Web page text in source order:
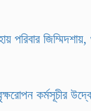
পরিবার
কর্মসূচীর